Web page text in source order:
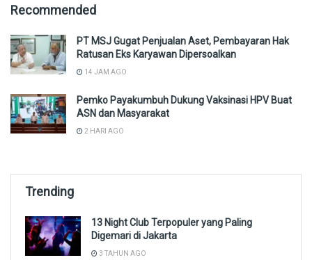
Recommended
PT MSJ Gugat Penjualan Aset, Pembayaran Hak
Ratusan Eks Karyawan Dipersoalkan
14 JAM AGO
Pemko Payakumbuh Dukung Vaksinasi HPV Buat
ASN dan Masyarakat
2 HARI AGO
Trending
13 Night Club Terpopuler yang Paling
Digemari di Jakarta
3 TAHUN AGO